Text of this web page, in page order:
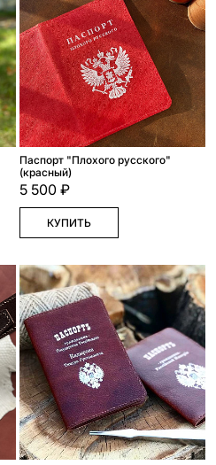
Паспорт "Плохого русского"
(красный)
5 500 ₽
КУПИТЬ